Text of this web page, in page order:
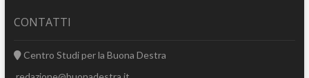
CONTATTI
Centro Studi per la Buona Destra